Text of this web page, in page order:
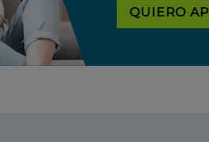
QUIERO